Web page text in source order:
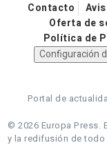
Contacto
Oferta de
Política de
Configuración
Portal de
© 2026 Europa Press.
y la redifusión de